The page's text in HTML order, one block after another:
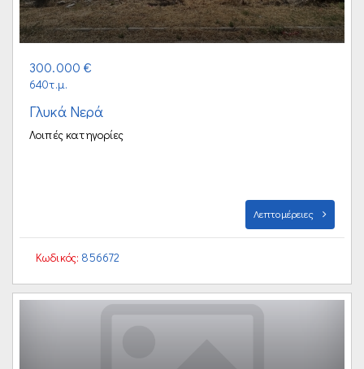
300.000 €
640τ.μ.
Γλυκά Νερά
Λοιπές κατηγορίες
Λεπτομέρειες
Κωδικός: 856672